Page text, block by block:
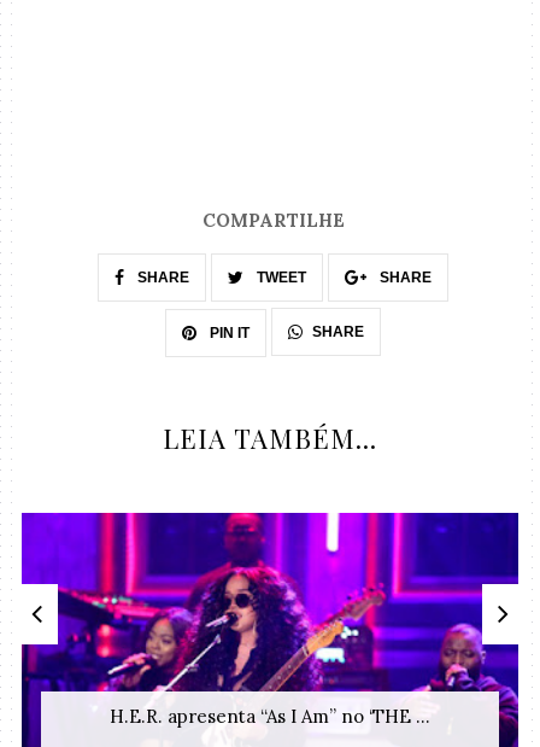
COMPARTILHE
SHARE TWEET SHARE
PIN IT SHARE
LEIA TAMBÉM...
H.E.R. apresenta “As I Am” no ‘THE ...